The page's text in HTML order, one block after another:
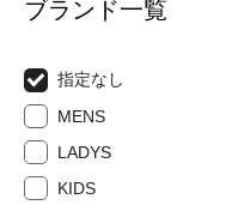
ブランド一覧
指定なし
MENS
LADYS
KIDS